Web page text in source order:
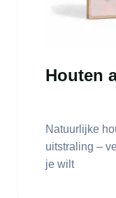
Houten
Natuurlijke
uitstraling –
je wilt